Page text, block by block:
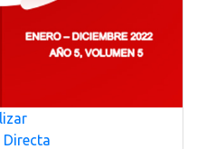
Directa